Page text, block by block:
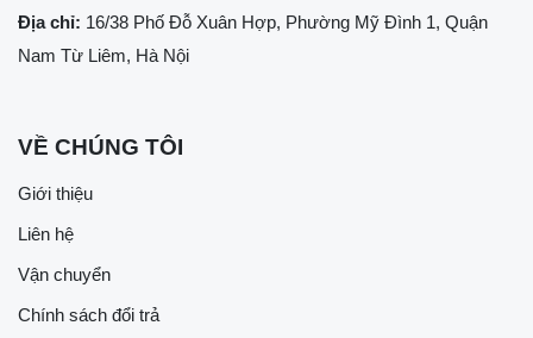
Địa chỉ: 16/38 Phố Đỗ Xuân Hợp, Phường Mỹ Đình 1, Quận
Nam Từ Liêm, Hà Nội
VỀ CHÚNG TÔI
Giới thiệu
Liên hệ
Vận chuyển
Chính sách đổi trả